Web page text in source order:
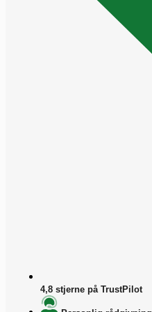
4,8 stjerne på TrustPilot